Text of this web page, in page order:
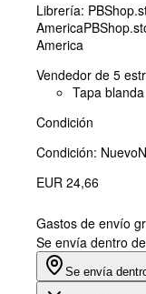
Librería:
America
America
Vendedor de 5
Tapa blanda
Condición
Condición: Nuevo
EUR 24,66
Gastos de envío
Se envía dentro
Se envía